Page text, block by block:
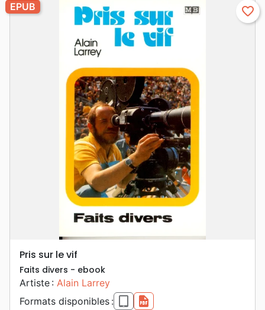
EPUB favorite_border
Pris sur le vif
Faits divers - ebook
Artiste : Alain Larrey
Formats disponibles : epub
pdf